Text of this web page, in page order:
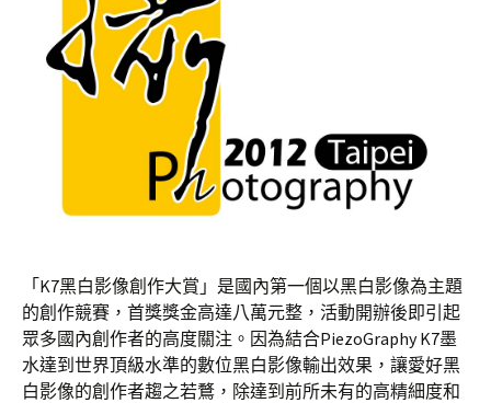
「K7黑白影像創作大賞」是國內第一個以黑白影像為主題
的創作競賽，首獎獎金高達八萬元整，活動開辦後即引起
眾多國內創作者的高度關注。因為結合PiezoGraphy K7墨
水達到世界頂級水準的數位黑白影像輸出效果，讓愛好黑
白影像的創作者趨之若鶩，除達到前所未有的高精細度和